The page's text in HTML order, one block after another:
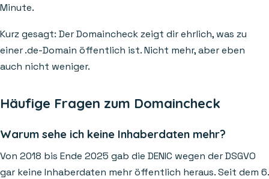
Minute.
Kurz gesagt: Der Domaincheck zeigt dir ehrlich, was zu
einer .de-Domain öffentlich ist. Nicht mehr, aber eben
auch nicht weniger.
Häufige Fragen zum Domaincheck
Warum sehe ich keine Inhaberdaten mehr?
Von 2018 bis Ende 2025 gab die DENIC wegen der DSGVO
gar keine Inhaberdaten mehr öffentlich heraus. Seit dem 6.